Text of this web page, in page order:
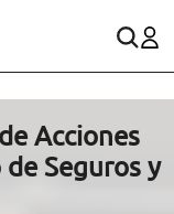
Acciones
Seguros y